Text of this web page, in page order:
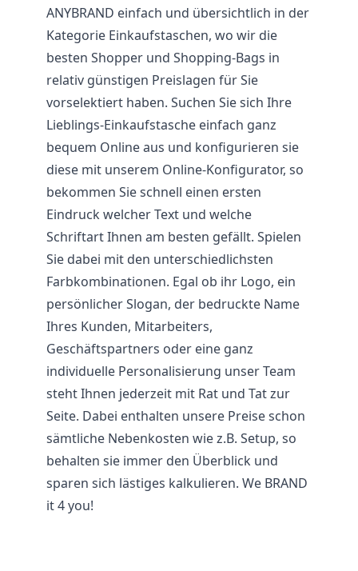
ANYBRAND einfach und übersichtlich in der
Kategorie Einkaufstaschen, wo wir die
besten Shopper und Shopping-Bags in
relativ günstigen Preislagen für Sie
vorselektiert haben. Suchen Sie sich Ihre
Lieblings-Einkaufstasche einfach ganz
bequem Online aus und konfigurieren sie
diese mit unserem Online-Konfigurator, so
bekommen Sie schnell einen ersten
Eindruck welcher Text und welche
Schriftart Ihnen am besten gefällt. Spielen
Sie dabei mit den unterschiedlichsten
Farbkombinationen. Egal ob ihr Logo, ein
persönlicher Slogan, der bedruckte Name
Ihres Kunden, Mitarbeiters,
Geschäftspartners oder eine ganz
individuelle Personalisierung unser Team
steht Ihnen jederzeit mit Rat und Tat zur
Seite. Dabei enthalten unsere Preise schon
sämtliche Nebenkosten wie z.B. Setup, so
behalten sie immer den Überblick und
sparen sich lästiges kalkulieren. We BRAND
it 4 you!